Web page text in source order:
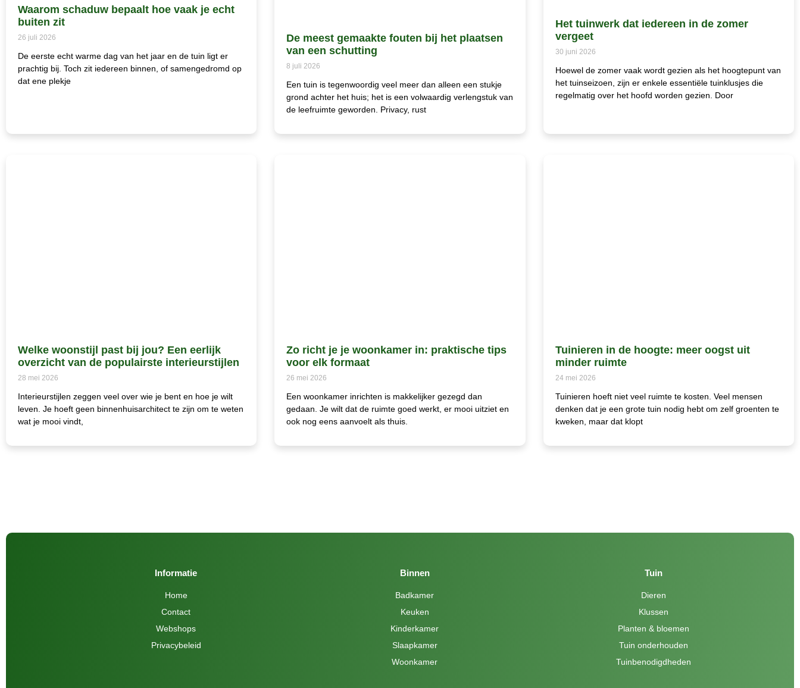
Waarom schaduw bepaalt hoe vaak je echt
buiten zit
26 juli 2026
De eerste echt warme dag van het jaar en de tuin ligt er
prachtig bij. Toch zit iedereen binnen, of samengedromd op
dat ene plekje
De meest gemaakte fouten bij het plaatsen
van een schutting
8 juli 2026
Een tuin is tegenwoordig veel meer dan alleen een stukje
grond achter het huis; het is een volwaardig verlengstuk van
de leefruimte geworden. Privacy, rust
Het tuinwerk dat iedereen in de zomer
vergeet
30 juni 2026
Hoewel de zomer vaak wordt gezien als het hoogtepunt van
het tuinseizoen, zijn er enkele essentiële tuinklusjes die
regelmatig over het hoofd worden gezien. Door
Welke woonstijl past bij jou? Een eerlijk
overzicht van de populairste interieurstijlen
28 mei 2026
Interieurstijlen zeggen veel over wie je bent en hoe je wilt
leven. Je hoeft geen binnenhuisarchitect te zijn om te weten
wat je mooi vindt,
Zo richt je je woonkamer in: praktische tips
voor elk formaat
26 mei 2026
Een woonkamer inrichten is makkelijker gezegd dan
gedaan. Je wilt dat de ruimte goed werkt, er mooi uitziet en
ook nog eens aanvoelt als thuis.
Tuinieren in de hoogte: meer oogst uit
minder ruimte
24 mei 2026
Tuinieren hoeft niet veel ruimte te kosten. Veel mensen
denken dat je een grote tuin nodig hebt om zelf groenten te
kweken, maar dat klopt
Informatie
Home
Contact
Webshops
Privacybeleid
Binnen
Badkamer
Keuken
Kinderkamer
Slaapkamer
Woonkamer
Tuin
Dieren
Klussen
Planten & bloemen
Tuin onderhouden
Tuinbenodigdheden